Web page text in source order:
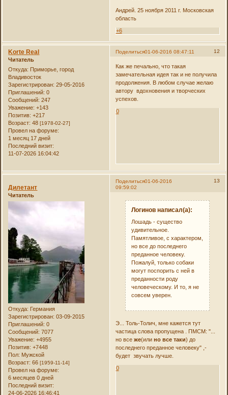
Андрей. 25 ноября 2011 г. Московская
область
+6
Поделиться 12
01-06-2016 08:47:11
Korte Real
Читатель
Откуда: Приморье, город
Владивосток
Зарегистрирован: 29-05-2016
Приглашений: 0
Сообщений: 247
Уважение: +143
Позитив: +217
Возраст: 48[1978-02-27]
Провел на форуме:
1 месяц 17 дней
Последний визит:
11-07-2026 16:04:42
Как же печально, что такая
замечательная идея так и не получила
продолжения. В любом случае желаю
автору вдохновения и творческих
успехов.
0
Поделиться 13
01-06-2016
09:59:02
Дилетант
Читатель
Откуда: Германия
Зарегистрирован: 03-09-2015
Приглашений: 0
Сообщений: 7077
Уважение: +4955
Позитив: +7448
Пол: Мужской
Возраст: 66[1959-11-14]
Провел на форуме:
6 месяцев 0 дней
Последний визит:
24-06-2026 16:46:41
Логинов написал(а):
Лошадь - существо
удивительное.
Памятливое, с характером,
но все до последнего
преданное человеку.
Пожалуй, только собаки
могут поспорить с ней в
преданности роду
человеческому. И то, я не
совсем уверен.
Э... Толь-Толич, мне кажется тут
частица слова пропущена . ПМСМ: "...
но всеже(или но все таки) до
последнего преданное человеку" ,-
будет звучать лучше.
0